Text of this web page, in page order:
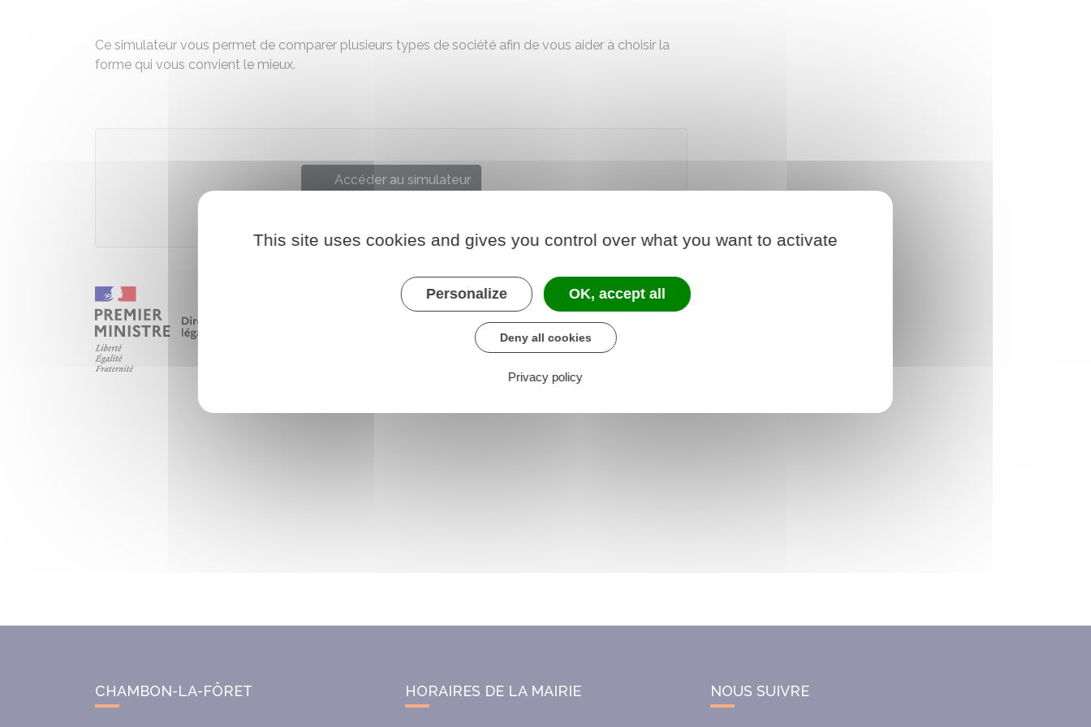
Ce simulateur vous permet de comparer plusieurs types de société afin de vous aider à choisir la
forme qui vous convient le mieux.
Accéder au simulateur
CHAMBON-LA-FÔRET HORAIRES DE LA MAIRIE NOUS SUIVRE
This site uses cookies and gives you control over what you want to activate
Personalize OK, accept all
Deny all cookies
Privacy policy